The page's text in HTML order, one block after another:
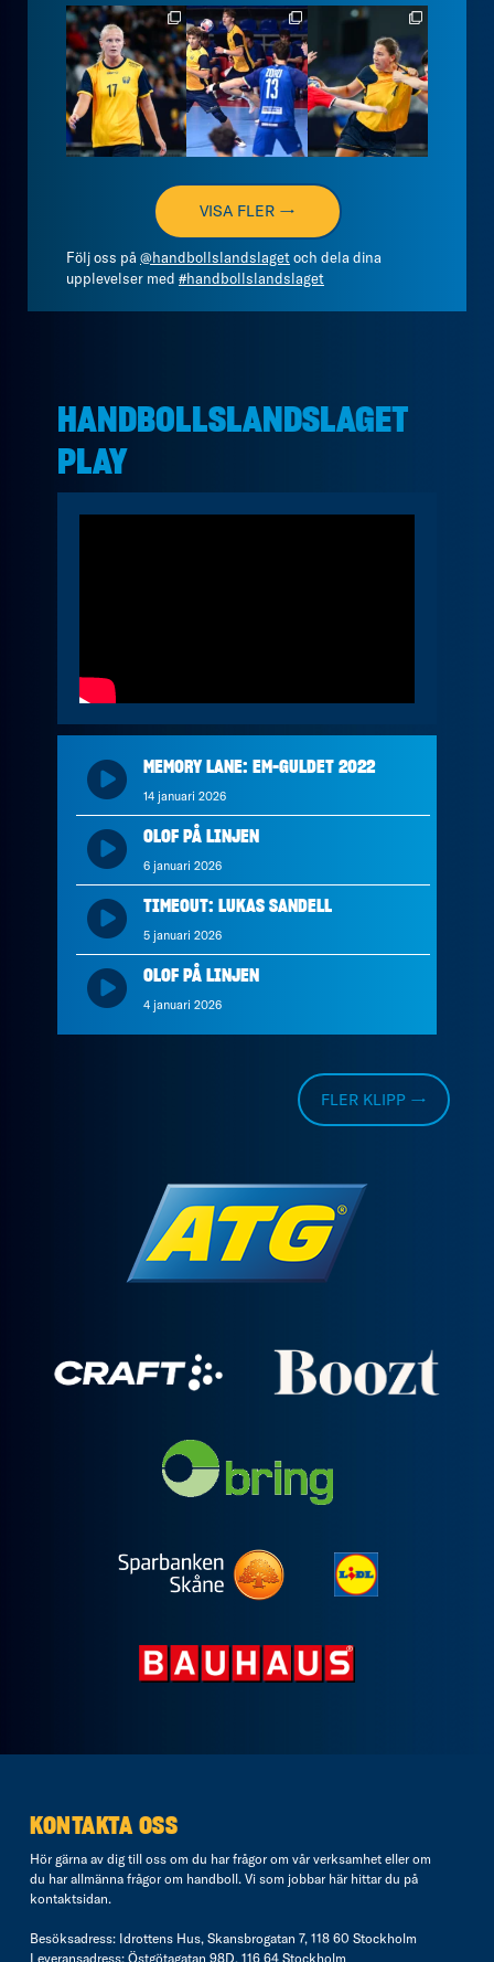
handbollslandslaget
Aug 4
handbollslandslaget
Aug 4
handbollslandslaget
Aug 3
VISA FLER →
Följ oss på @handbollslandslagetoch dela dina
upplevelser med #handbollslandslaget
HANDBOLLSLANDSLAGET
PLAY
MEMORY LANE: EM-GULDET 2022
14 januari 2026
OLOF PÅ LINJEN
6 januari 2026
TIMEOUT: LUKAS SANDELL
5 januari 2026
OLOF PÅ LINJEN
4 januari 2026
FLER KLIPP →
KONTAKTA OSS
Hör gärna av dig till oss om du har frågor om vår verksamhet eller om
du har allmänna frågor om handboll. Vi som jobbar här hittar du på
kontaktsidan.
Besöksadress: Idrottens Hus, Skansbrogatan 7, 118 60 Stockholm
Leveransadress: Östgötagatan 98D, 116 64 Stockholm